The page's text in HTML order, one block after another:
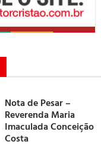
Nota de Pesar –
Reverenda Maria
Imaculada Conceição
Costa